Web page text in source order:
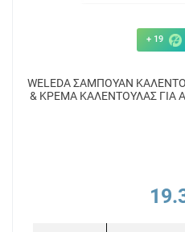
+ 19
WELEDA ΣΑΜΠΟΥΑΝ
& ΚΡΕΜΑ ΚΑΛΕΝΤΟΥΛΑΣ ΓΙΑ